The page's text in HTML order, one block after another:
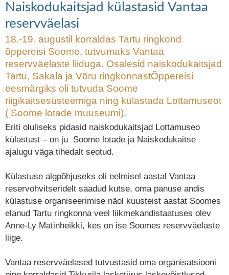
Naiskodukaitsjad külastasid Vantaa
reservväelasi
18.-19. augustil korraldas Tartu ringkond
õppereisi Soome, tutvumaks Vantaa
reservväelaste liiduga. Osalesid naiskodukaitsjad
Tartu, Sakala ja Võru ringkonnastÕppereisi
eesmärgiks oli tutvuda Soome
riigikaitsesüsteemiga ning külastada Lottamuseot
( Soome lotade muuseumi).
Eriti oluliseks pidasid naiskodukaitsjad Lottamuseo
külastust – on ju Soome lotade ja Naiskodukaitse
ajalugu väga tihedalt seotud.
Külastuse algpõhjuseks oli eelmisel aastal Vantaa
reservohvitseridelt saadud kutse, oma panuse andis
külastuse organiseerimise näol kuusteist aastat Soomes
elanud Tartu ringkonna veel liikmekandistaatuses olev
Anne-Ly Matinheikki, kes on ise Soomes reservväelaste
liige.
Vantaa reservväelased tutvustasid oma organisatsiooni